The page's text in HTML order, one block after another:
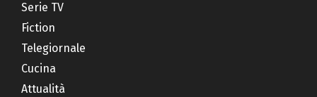
Serie TV
Fiction
Telegiornale
Cucina
Attualità